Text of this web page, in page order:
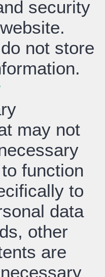
security
not store
may not
function
to
data
other
are